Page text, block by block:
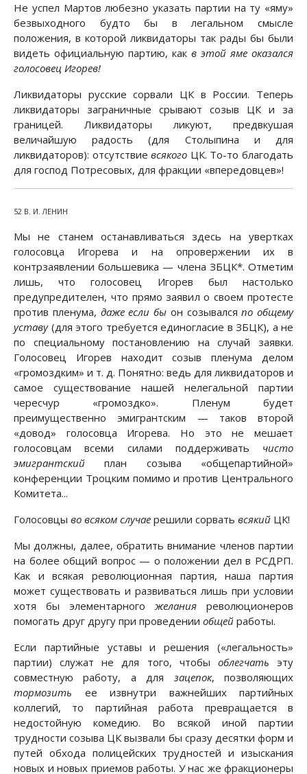
Не успел Мартов любезно указать партии на ту «яму»
безвыходного будто бы в легальном смысле
положения, в которой ликвидаторы так рады бы были
видеть официальную партию, как в этой яме оказался
голосовец Игорев!
Ликвидаторы русские сорвали ЦК в России. Теперь
ликвидаторы заграничные срывают созыв ЦК и за
границей. Ликвидаторы ликуют, предвкушая
величайшую радость (для Столыпина и для
ликвидаторов): отсутствиевсякого ЦК. То-то благодать
для господ Потресовых, для фракции «впередовцев»!
52 В. И. ЛЕНИН
Мы не станем останавливаться здесь на увертках
голосовца Игорева и на опровержении их в
контрзаявлении большевика — члена ЗБЦК*. Отметим
лишь, что голосовец Игорев был настолько
предупредителен, что прямо заявил о своем протесте
против пленума, даже если бы он созывалсяпо общему
уставу(для этого требуется единогласие в ЗБЦК), а не
по специальному постановлению на случай заявки.
Голосовец Игорев находит созыв пленума делом
«громоздким» и т. д. Понятно: ведь для ликвидаторов и
самое существование нашей нелегальной партии
чересчур «громоздко». Пленум будет
преимущественно эмигрантским — таков второй
«довод» голосовца Игорева. Но это не мешает
голосовцам всеми силами поддерживать чисто
эмигрантский план созыва «общепартийной»
конференции Троцким помимо и против Центрального
Комитета...
Голосовцы во всяком случае решили сорвать всякий ЦК!
Мы должны, далее, обратить внимание членов партии
на более общий вопрос — о положении дел в РСДРП.
Как и всякая революционная партия, наша партия
может существовать и развиваться лишь при условии
хотя бы элементарногожелания революционеров
помогать друг другу при проведении общей работы.
Если партийные уставы и решения («легальность»
партии) служат не для того, чтобы облегчать эту
совместную работу, а для зацепок, позволяющих
тормозить ее извнутри важнейших партийных
коллегий, то партийная работа превращается в
недостойную комедию. Во всякой иной партии
трудности созыва ЦК вызвали бы сразу десятки форм и
путей обхода полицейских трудностей и изыскания
новых и новых приемов работы. У нас же фракционеры